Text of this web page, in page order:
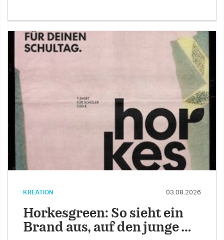
KREATION 03.08.2026
Horkesgreen: So sieht ein
Brand aus, auf den junge …